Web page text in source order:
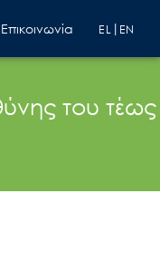
Επικοινωνία EN
EL
του τέως